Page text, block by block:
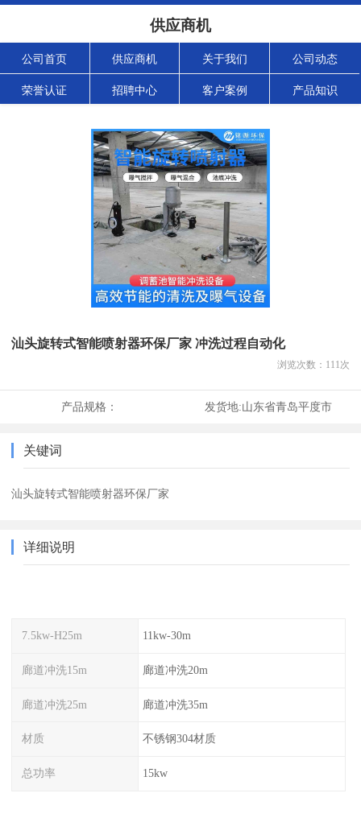
供应商机
公司首页 供应商机 关于我们 公司动态
荣誉认证 招聘中心 客户案例 产品知识
汕头旋转式智能喷射器环保厂家 冲洗过程自动化
浏览次数： 111次
产品规格： 发货地:山东省青岛平度市
关键词
汕头旋转式智能喷射器环保厂家
详细说明
7.5kw-H25m 11kw-30m
廊道冲洗15m 廊道冲洗20m
廊道冲洗25m 廊道冲洗35m
材质 不锈钢304材质
总功率 15kw